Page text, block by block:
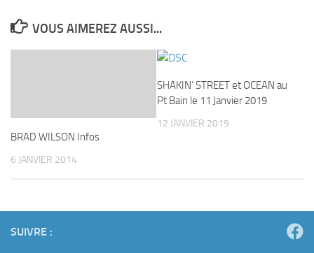
VOUS AIMEREZ AUSSI...
BRAD WILSON Infos
6 JANVIER 2014
SHAKIN’ STREET et OCEAN au
Pt Bain le 11 Janvier 2019
12 JANVIER 2019
SUIVRE :